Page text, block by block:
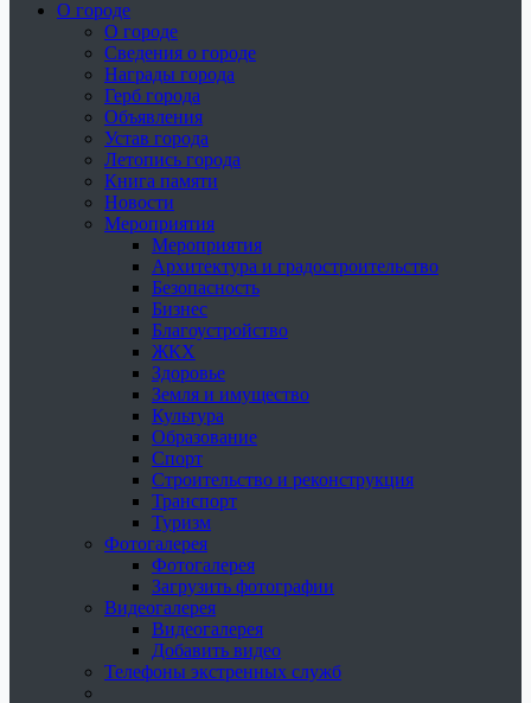
О городе
О городе
Сведения о городе
Награды города
Герб города
Объявления
Устав города
Летопись города
Книга памяти
Новости
Мероприятия
Мероприятия
Архитектура и градостроительство
Безопасность
Бизнес
Благоустройство
ЖКХ
Здоровье
Земля и имущество
Культура
Образование
Спорт
Строительство и реконструкция
Транспорт
Туризм
Фотогалерея
Фотогалерея
Загрузить фотографии
Видеогалерея
Видеогалерея
Добавить видео
Телефоны экстренных служб